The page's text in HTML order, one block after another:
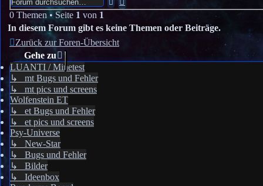
Suche
0 Themen • Seite 1 von 1
In diesem Forum gibt es keine Themen oder Beiträge.
Zurück zur Foren-Übersicht
Gehe zu
LUANTI / Minetest
↳ mt Bugs und Fehler
↳ mt pics und screens
Wolfenstein ET
↳ et Bugs und Fehler
↳ et pics und screens
Psy-Universe
↳ New-Star
↳ Bugs und Fehler
↳ Bilder
↳ Ideenbox